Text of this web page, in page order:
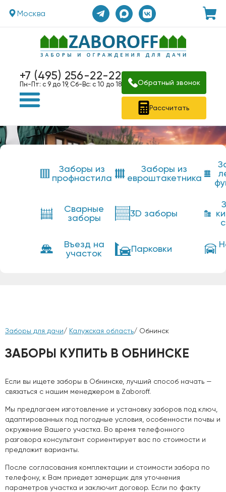
Москва
+7 (495) 256-22-22
Пн-Пт: с 9 до 19, Сб-Вс: с 10 до 18 Обратный звонок
Рассчитать
Заборы из
профнастила
Заборы из
евроштакетника
Сварные
заборы
3D заборы
Въезд на
участок
Парковки
Заборы для дачи/ Калужская область/ Обнинск
ЗАБОРЫ КУПИТЬ В ОБНИНСКЕ
Если вы ищете заборы в Обнинске, лучший способ начать —
связаться с нашим менеджером в Zaboroff.
Мы предлагаем изготовление и установку заборов под ключ,
адаптированных под погодные условия, особенности почвы и
окружение Вашего участка. Во время телефонного
разговора консультант сориентирует вас по стоимости и
предложит варианты.
После согласования комплектации и стоимости забора по
телефону, к Вам приедет замерщик для уточнения
параметров участка и заключит договор. Если по факту